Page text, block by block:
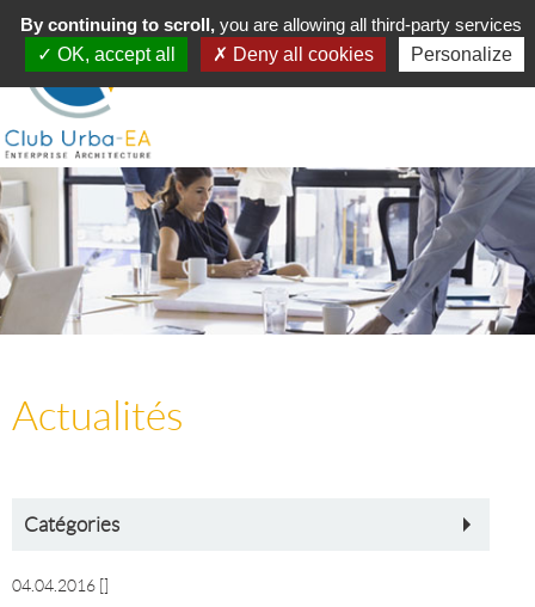
Toggle
navigation
MENU
Actualités
Catégories
04.04.2016
By continuing to scroll,you are allowing all third-party services
OK, accept all
Deny all cookies Personalize